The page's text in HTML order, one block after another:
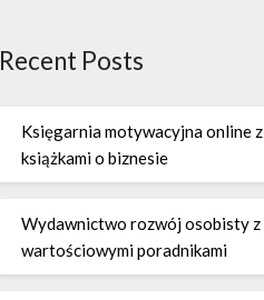
Recent Posts
Księgarnia motywacyjna online z
książkami o biznesie
Wydawnictwo rozwój osobisty z
wartościowymi poradnikami